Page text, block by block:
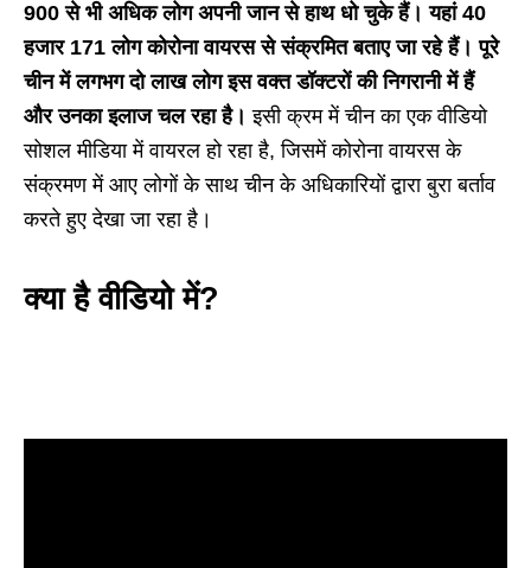
900 से भी अधिक लोग अपनी जान से हाथ धो चुके हैं। यहां 40
हजार 171 लोग कोरोना वायरस से संक्रमित बताए जा रहे हैं। पूरे
चीन में लगभग दो लाख लोग इस वक्त डॉक्टरों की निगरानी में हैं
और उनका इलाज चल रहा है।इसी क्रम में चीन का एक वीडियो
सोशल मीडिया में वायरल हो रहा है, जिसमें कोरोना वायरस के
संक्रमण में आए लोगों के साथ चीन के अधिकारियों द्वारा बुरा बर्ताव
करते हुए देखा जा रहा है।
क्या है वीडियो में?